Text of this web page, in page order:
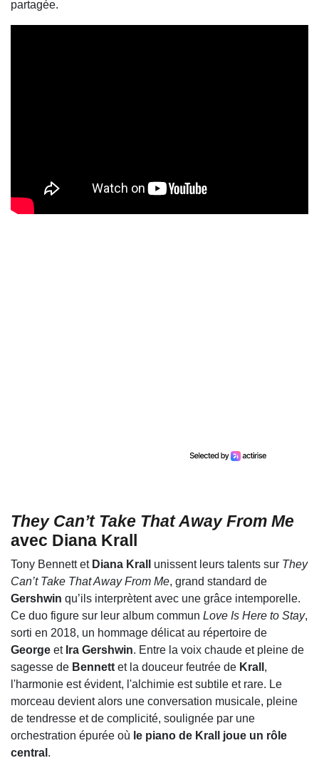
partagée.
They Can’t Take That Away From Me
avec Diana Krall
Tony Bennett et Diana Krall unissent leurs talents sur They
Can’t Take That Away From Me, grand standard de
Gershwin qu’ils interprètent avec une grâce intemporelle.
Ce duo figure sur leur album commun Love Is Here to Stay,
sorti en 2018, un hommage délicat au répertoire de
George et Ira Gershwin. Entre la voix chaude et pleine de
sagesse de Bennett et la douceur feutrée de Krall ,
l'harmonie est évident, l'alchimie est subtile et rare. Le
morceau devient alors une conversation musicale, pleine
de tendresse et de complicité, soulignée par une
orchestration épurée où le piano de Krall joue un rôle
central .